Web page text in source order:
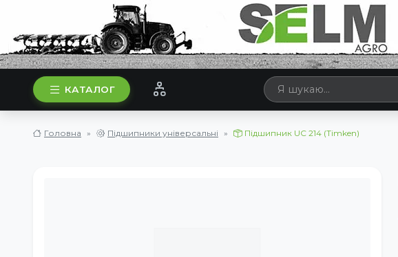
КАТАЛОГ
Головна Підшипники універсальні Підшипник UC 214 (Timken)